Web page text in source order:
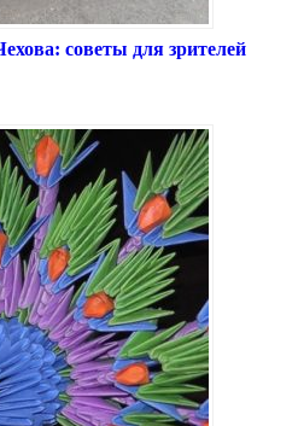
советы для зрителей